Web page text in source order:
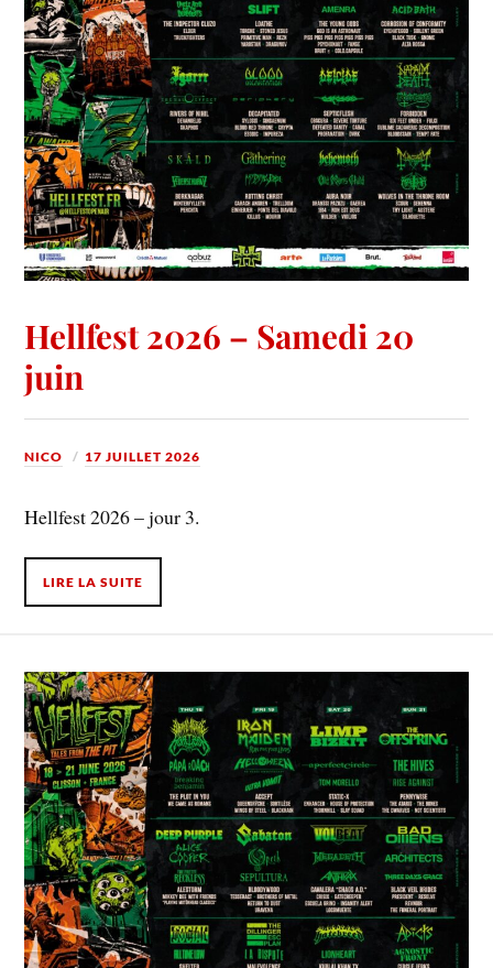
Hellfest 2026 – Samedi 20
juin
NICO 17 JUILLET 2026
Hellfest 2026 – jour 3.
LIRE LA SUITE